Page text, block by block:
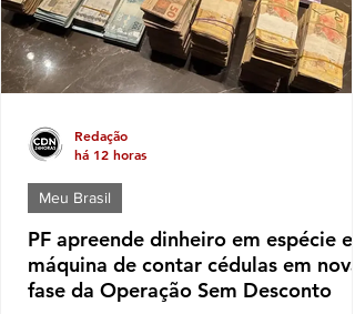
PF apreende dinheiro em espécie e
máquina de contar cédulas em nova
fase da Operação Sem Desconto
Meu Brasil
Redação
há 12 horas